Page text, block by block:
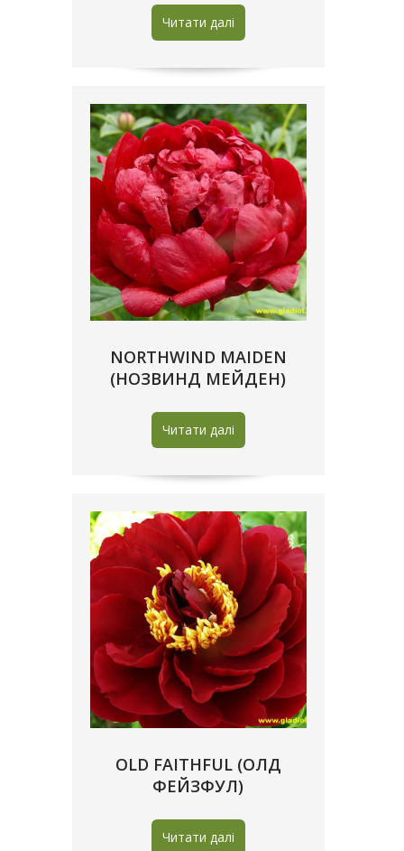
Читати далі
NORTHWIND MAIDEN
(НОЗВИНД МЕЙДЕН)
Читати далі
OLD FAITHFUL (ОЛД
ФЕЙЗФУЛ)
Читати далі